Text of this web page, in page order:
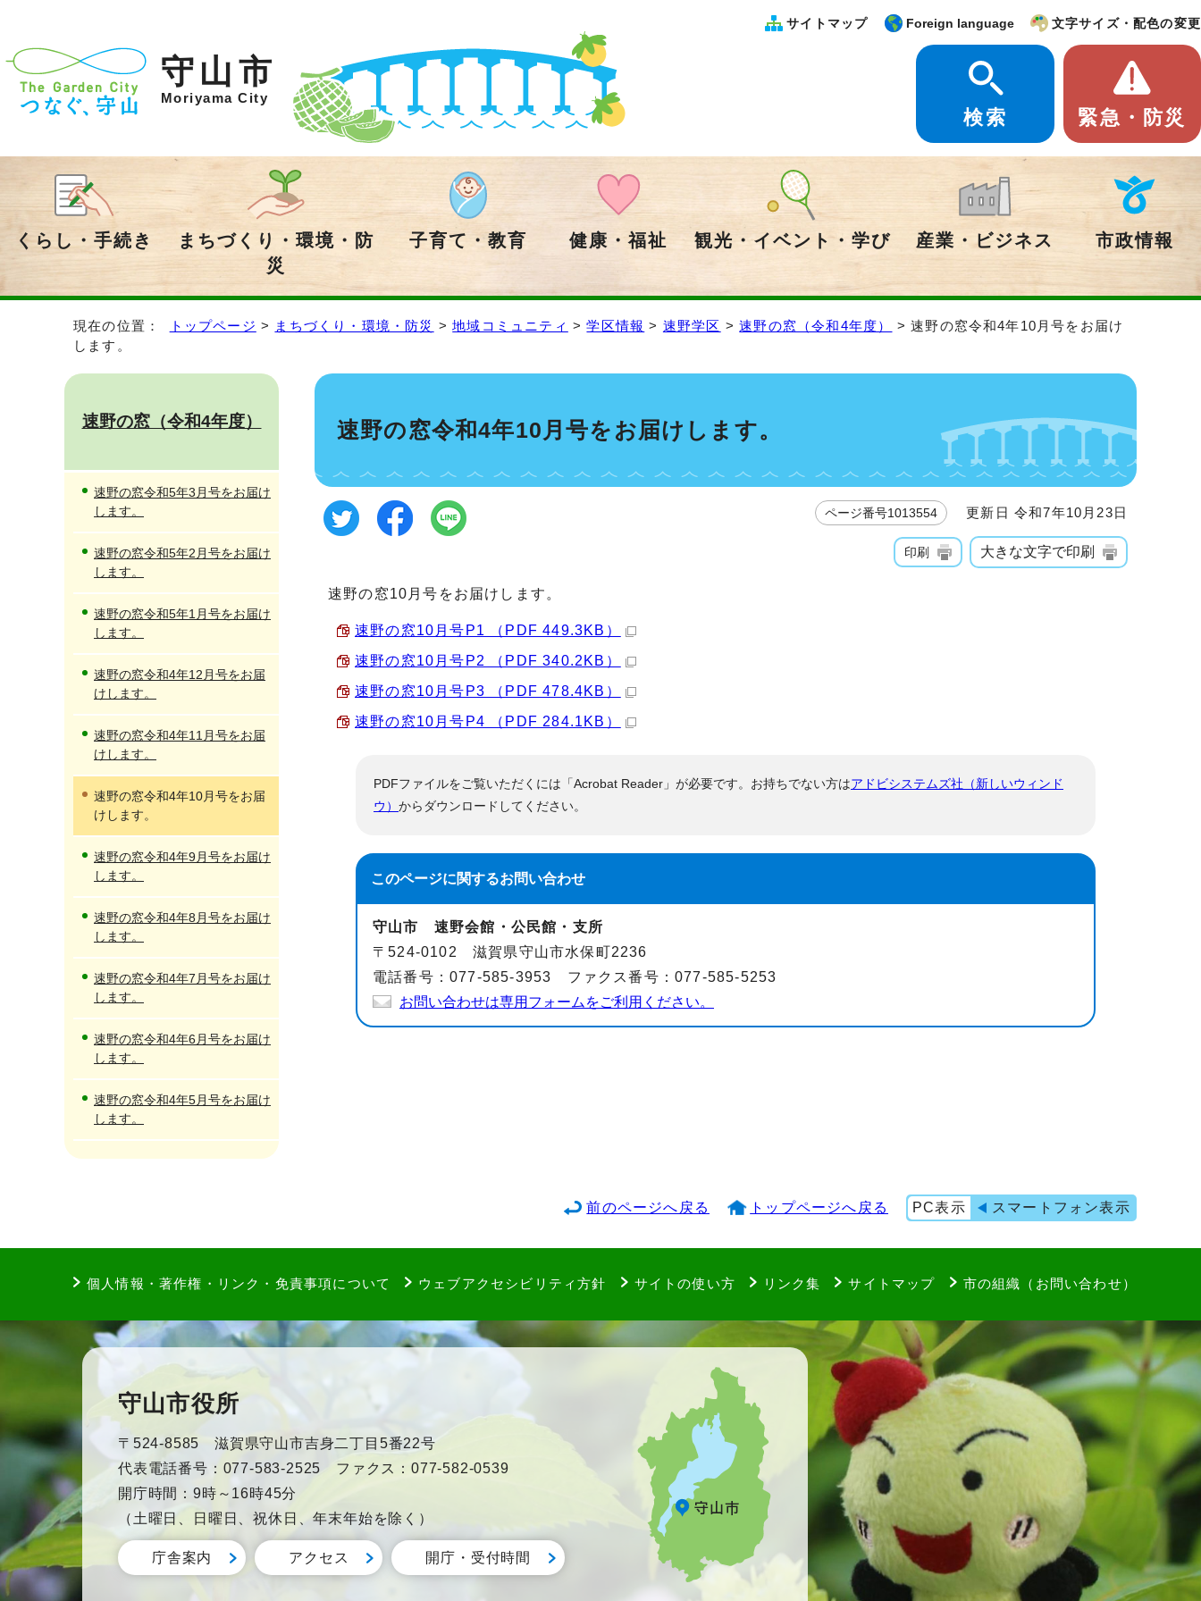
守山市
Moriyama City
サイトマップ Foreign language 文字サイズ・配色の変更
検索 緊急・防災
くらし・手続き
まちづくり・環境・防
災
子育て・教育 健康・福祉 観光・イベント・学び 産業・ビジネス 市政情報
現在の位置： トップページ > まちづくり・環境・防災 >地域コミュニティ >学区情報 > 速野学区 >速野の窓（令和4年度）
> 速野の窓令和4年10月号をお届け
します。
速野の窓令和4年10月号をお届けします。
ページ番号1013554 更新日 令和7年10月23日
印刷 大きな文字で印刷
速野の窓10月号をお届けします。
速野の窓10月号P1 （PDF 449.3KB）
速野の窓10月号P2 （PDF 340.2KB）
速野の窓10月号P3 （PDF 478.4KB）
速野の窓10月号P4 （PDF 284.1KB）
PDFファイルをご覧いただくには「Acrobat Reader」が必要です。お持ちでない方はアドビシステムズ社（新しいウィンド
ウ） からダウンロードしてください。
このページに関するお問い合わせ
守山市 速野会館・公民館・支所
〒524-0102 滋賀県守山市水保町2236
電話番号：077-585-3953 ファクス番号：077-585-5253
お問い合わせは専用フォームをご利用ください。
速野の窓（令和4年度）
速野の窓令和5年3月号をお届け
します。
速野の窓令和5年2月号をお届け
します。
速野の窓令和5年1月号をお届け
します。
速野の窓令和4年12月号をお届
けします。
速野の窓令和4年11月号をお届
けします。
速野の窓令和4年10月号をお届
けします。
速野の窓令和4年9月号をお届け
します。
速野の窓令和4年8月号をお届け
します。
速野の窓令和4年7月号をお届け
します。
速野の窓令和4年6月号をお届け
します。
速野の窓令和4年5月号をお届け
します。
前のページへ戻る トップページへ戻る PC表示 スマートフォン表示
個人情報・著作権・リンク・免責事項について ウェブアクセシビリティ方針 サイトの使い方 リンク集 サイトマップ 市の組織（お問い合わせ）
守山市役所
〒524-8585 滋賀県守山市吉身二丁目5番22号
代表電話番号：077-583-2525 ファクス：077-582-0539
開庁時間：9時～16時45分
（土曜日、日曜日、祝休日、年末年始を除く）
庁舎案内 アクセス 開庁・受付時間